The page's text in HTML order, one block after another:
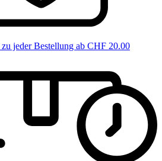
zu jeder Bestellung ab CHF 20.00